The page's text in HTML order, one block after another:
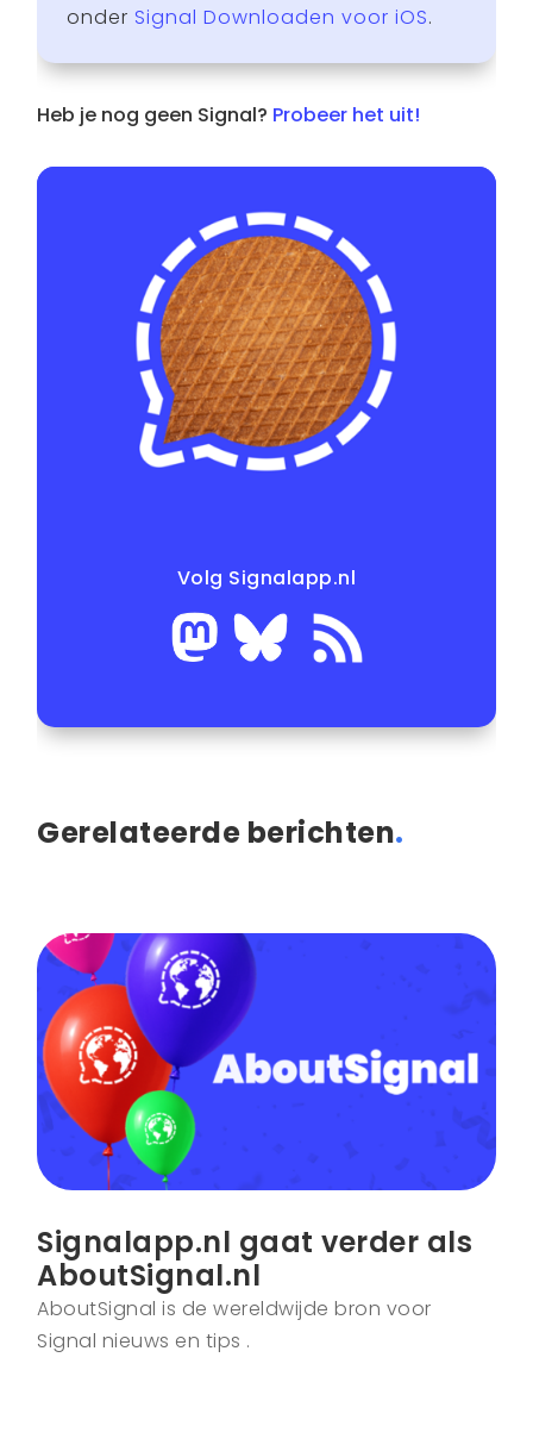
onder Signal Downloaden voor iOS.
Heb je nog geen Signal? Probeer het uit!
Volg Signalapp.nl
Gerelateerde berichten.
Signalapp.nl gaat verder als
AboutSignal.nl
AboutSignal is de wereldwijde bron voor
Signal nieuws en tips .